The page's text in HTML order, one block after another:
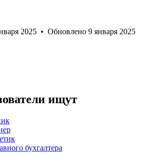
2025 • Обновлено 9 января 2025
ищут
бухгалтера